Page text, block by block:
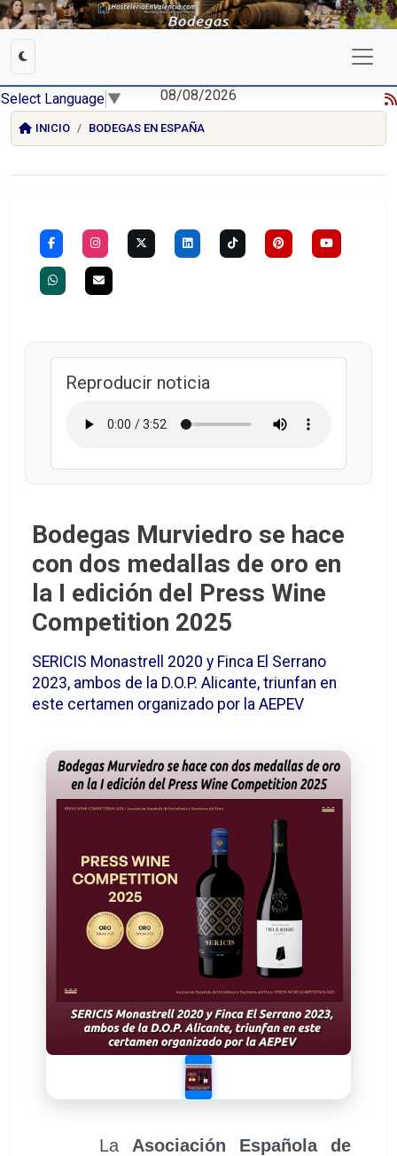
Select Language ▼ 08/08/2026
INICIO BODEGAS EN ESPAÑA
Reproducir noticia
Bodegas Murviedro se hace
con dos medallas de oro en
la I edición del Press Wine
Competition 2025
SERICIS Monastrell 2020 y Finca El Serrano
2023, ambos de la D.O.P. Alicante, triunfan en
este certamen organizado por la AEPEV
La Asociación Española de